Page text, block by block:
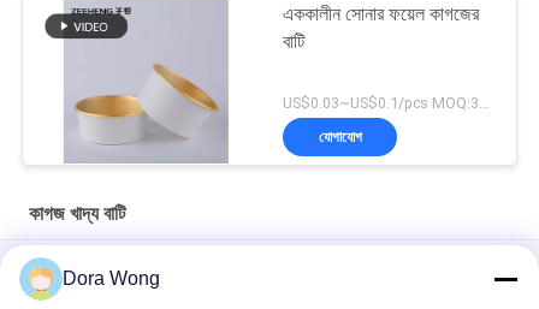
এককালীন সোনার ফয়েল কাগজের
বাটি
US$0.03~US$0.1/pcs MOQ:3000 পিসি
যোগাযোগ
কাগজ খাদ্য বাটি
ডাবল পিই লেপা 300gsm পেপার স্যালাড বাটি 1500 এমএল নিয়ে যান
Dora Wong